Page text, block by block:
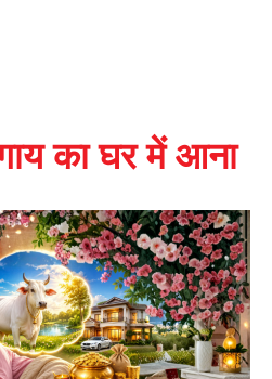
का घर में आना